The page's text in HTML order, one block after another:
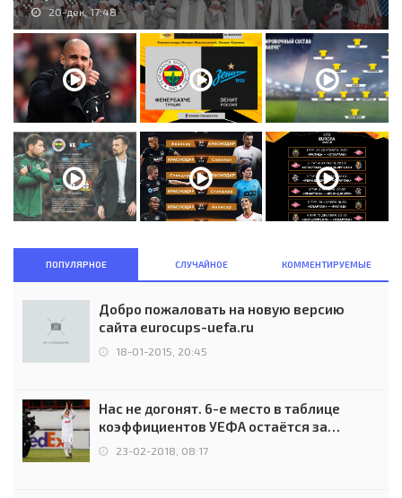
20-дек, 17:48
ПОПУЛЯРНОЕ СЛУЧАЙНОЕ КОММЕНТИРУЕМЫЕ
Добро пожаловать на новую версию
сайта eurocups-uefa.ru
18-01-2015, 20:45
Нас не догонят. 6-е место в таблице
коэффициентов УЕФА остаётся за
Россией
23-02-2018, 08:17